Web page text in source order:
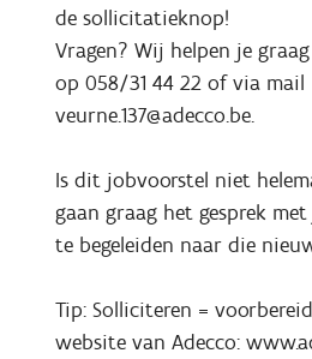
de sollicitatieknop!
Vragen? Wij helpen je
op 058/31 44 22 of via mail
veurne.137@adecco.be.
Is dit jobvoorstel niet
gaan graag het gesprek
te begeleiden naar die
Tip: Solliciteren =
website van Adecco: